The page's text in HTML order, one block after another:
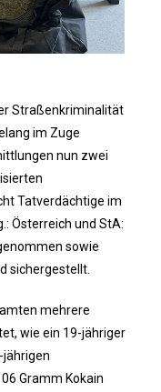
Straßenkriminalität
im Zuge
nun zwei
Tatverdächtige im
Österreich und StA:
sowie
sichergestellt.
mehrere
wie ein 19-jähriger
Gramm Kokain